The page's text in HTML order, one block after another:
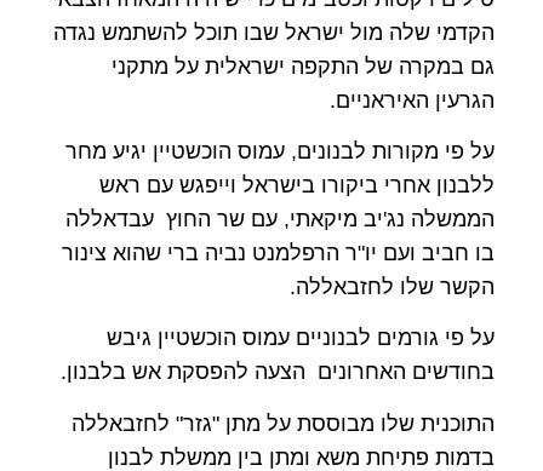
הקדמי שלה מול ישראל שבו תוכל להשתמש נגדה
גם במקרה של התקפה ישראלית על מתקני
הגרעין האיראניים.
על פי מקורות לבנונים, עמוס הוכשטיין יגיע מחר
ללבנון אחרי ביקורו בישראל וייפגש עם ראש
הממשלה נג'יב מיקאתי, עם שר החוץ עבדאללה
בו חביב ועם יו"ר הרפלמנט נביה ברי שהוא צינור
הקשר שלו לחזבאללה.
על פי גורמים לבנוניים עמוס הוכשטיין גיבש
בחודשים האחרונים הצעה להפסקת אש בלבנון.
התוכנית שלו מבוססת על מתן "גזר" לחזבאללה
בדמות פתיחת משא ומתן בין ממשלת לבנון